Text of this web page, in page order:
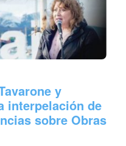
y
interpelación de
sobre Obras